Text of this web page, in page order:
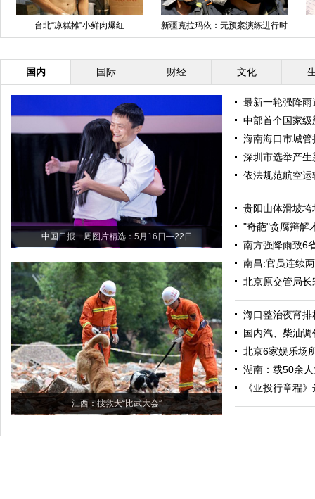
台北“凉糕摊”小鲜肉爆红 新疆克拉玛依：无预案演练进行时
国内 国际 财经 文化
中国日报一周图片精选：5月16日—22日
江西：搜救犬“比武大会”
最新一轮强降
中部首个国家
海南海口市城
深圳市选举产
依法规范航空
贵阳山体滑坡
"奇葩"贪腐辩解
南方强降雨致6
南昌:官员连续
北京原交管局
海口整治夜宵
国内汽、柴油调
北京6家娱乐场
湖南：载50余
《亚投行章程